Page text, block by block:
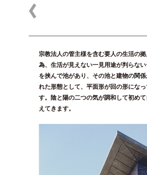
宗教法人の管主様を含む要人の生活の
為、生活が見えない一見用途が判らな
を挟んで池があり、その池と建物の関
れた形態として、平面形が回の形にな
す。陰と陽の二つの気が調和して初め
えてきます。